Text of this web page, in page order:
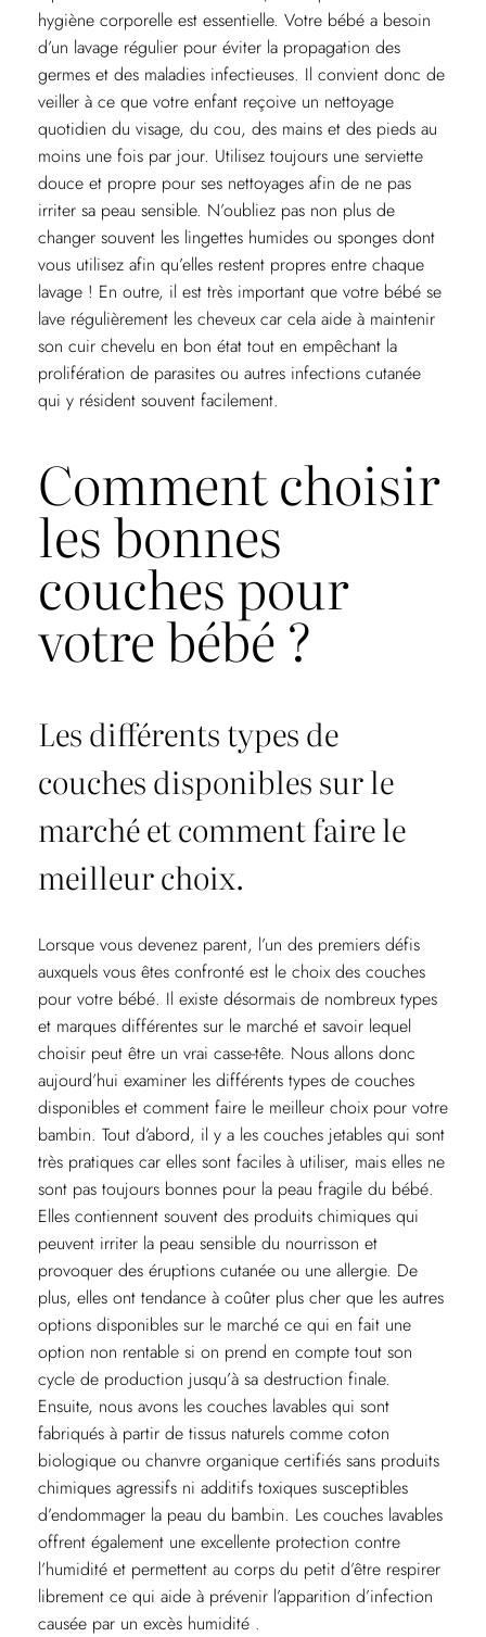
hygiène corporelle est essentielle. Votre bébé a besoin
d’un lavage régulier pour éviter la propagation des
germes et des maladies infectieuses. Il convient donc de
veiller à ce que votre enfant reçoive un nettoyage
quotidien du visage, du cou, des mains et des pieds au
moins une fois par jour. Utilisez toujours une serviette
douce et propre pour ses nettoyages afin de ne pas
irriter sa peau sensible. N’oubliez pas non plus de
changer souvent les lingettes humides ou sponges dont
vous utilisez afin qu’elles restent propres entre chaque
lavage ! En outre, il est très important que votre bébé se
lave régulièrement les cheveux car cela aide à maintenir
son cuir chevelu en bon état tout en empêchant la
prolifération de parasites ou autres infections cutanée
qui y résident souvent facilement.
Comment choisir
les bonnes
couches pour
votre bébé ?
Les différents types de
couches disponibles sur le
marché et comment faire le
meilleur choix.
Lorsque vous devenez parent, l’un des premiers défis
auxquels vous êtes confronté est le choix des couches
pour votre bébé. Il existe désormais de nombreux types
et marques différentes sur le marché et savoir lequel
choisir peut être un vrai casse-tête. Nous allons donc
aujourd’hui examiner les différents types de couches
disponibles et comment faire le meilleur choix pour votre
bambin. Tout d’abord, il y a les couches jetables qui sont
très pratiques car elles sont faciles à utiliser, mais elles ne
sont pas toujours bonnes pour la peau fragile du bébé.
Elles contiennent souvent des produits chimiques qui
peuvent irriter la peau sensible du nourrisson et
provoquer des éruptions cutanée ou une allergie. De
plus, elles ont tendance à coûter plus cher que les autres
options disponibles sur le marché ce qui en fait une
option non rentable si on prend en compte tout son
cycle de production jusqu’à sa destruction finale.
Ensuite, nous avons les couches lavables qui sont
fabriqués à partir de tissus naturels comme coton
biologique ou chanvre organique certifiés sans produits
chimiques agressifs ni additifs toxiques susceptibles
d’endommager la peau du bambin. Les couches lavables
offrent également une excellente protection contre
l’humidité et permettent au corps du petit d’être respirer
librement ce qui aide à prévenir l’apparition d’infection
causée par un excès humidité .